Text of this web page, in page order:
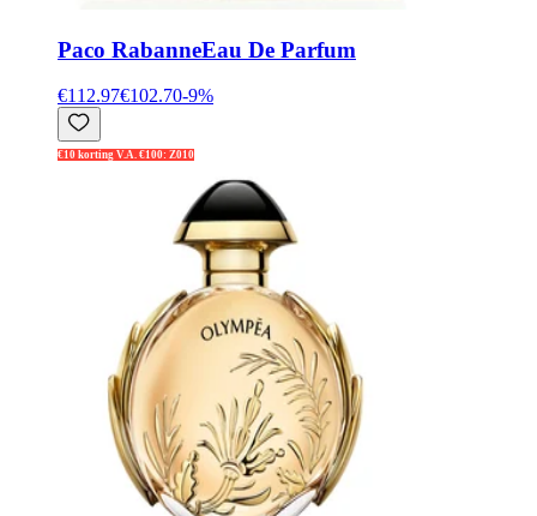
Paco RabanneEau De Parfum
€112.97€102.70-9%
€10 korting V.A. €100: Z010